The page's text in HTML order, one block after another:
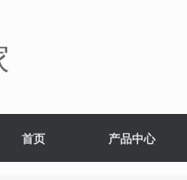
首页 产品中心